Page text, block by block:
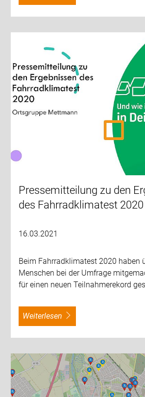
Pressemitteilung zu den
des Fahrradklimatest 2020
16.03.2021
Beim Fahrradklimatest 2020 haben
Menschen bei der Umfrage
für einen neuen Teilnahmerekord
weiterlesen